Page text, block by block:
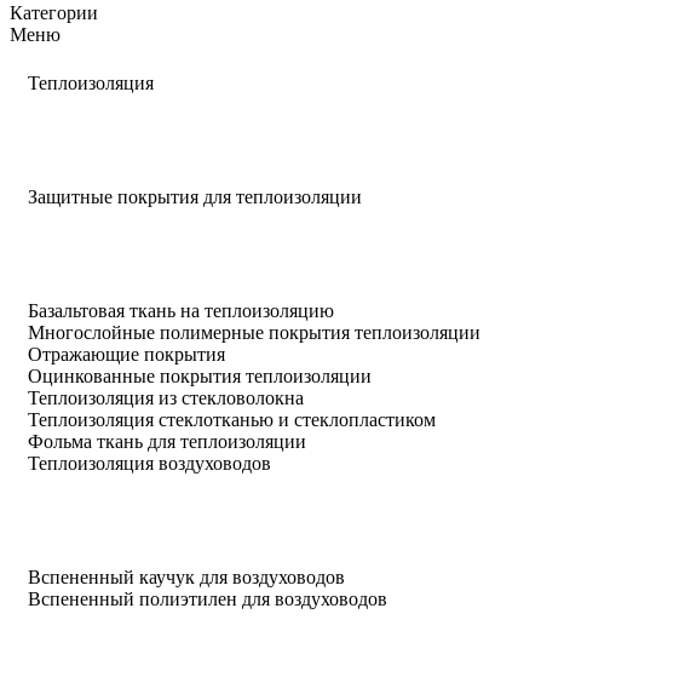
Категории
Меню
Теплоизоляция
Защитные покрытия для теплоизоляции
Базальтовая ткань на теплоизоляцию
Многослойные полимерные покрытия теплоизоляции
Отражающие покрытия
Оцинкованные покрытия теплоизоляции
Теплоизоляция из стекловолокна
Теплоизоляция стеклотканью и стеклопластиком
Фольма ткань для теплоизоляции
Теплоизоляция воздуховодов
Вспененный каучук для воздуховодов
Вспененный полиэтилен для воздуховодов